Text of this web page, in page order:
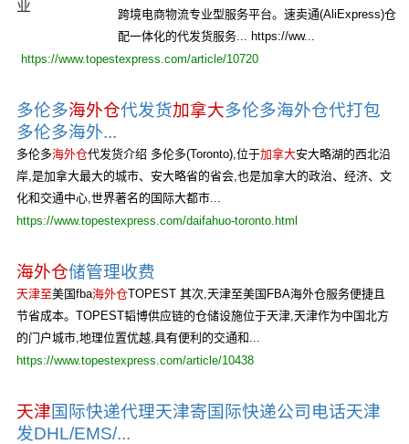
跨境电商物流专业型服务平台。速卖通(AliExpress)仓
配一体化的代发货服务... https://ww...
https://www.topestexpress.com/article/10720
多伦多海外仓代发货加拿大多伦多海外仓代打包
多伦多海外...
多伦多海外仓代发货介绍 多伦多(Toronto),位于加拿大安大略湖的西北沿
岸,是加拿大最大的城市、安大略省的省会,也是加拿大的政治、经济、文
化和交通中心,世界著名的国际大都市...
https://www.topestexpress.com/daifahuo-toronto.html
海外仓储管理收费
天津至美国fba海外仓TOPEST 其次,天津至美国FBA海外仓服务便捷且
节省成本。TOPEST韬博供应链的仓储设施位于天津,天津作为中国北方
的门户城市,地理位置优越,具有便利的交通和...
https://www.topestexpress.com/article/10438
天津国际快递代理天津寄国际快递公司电话天津
发DHL/EMS/...